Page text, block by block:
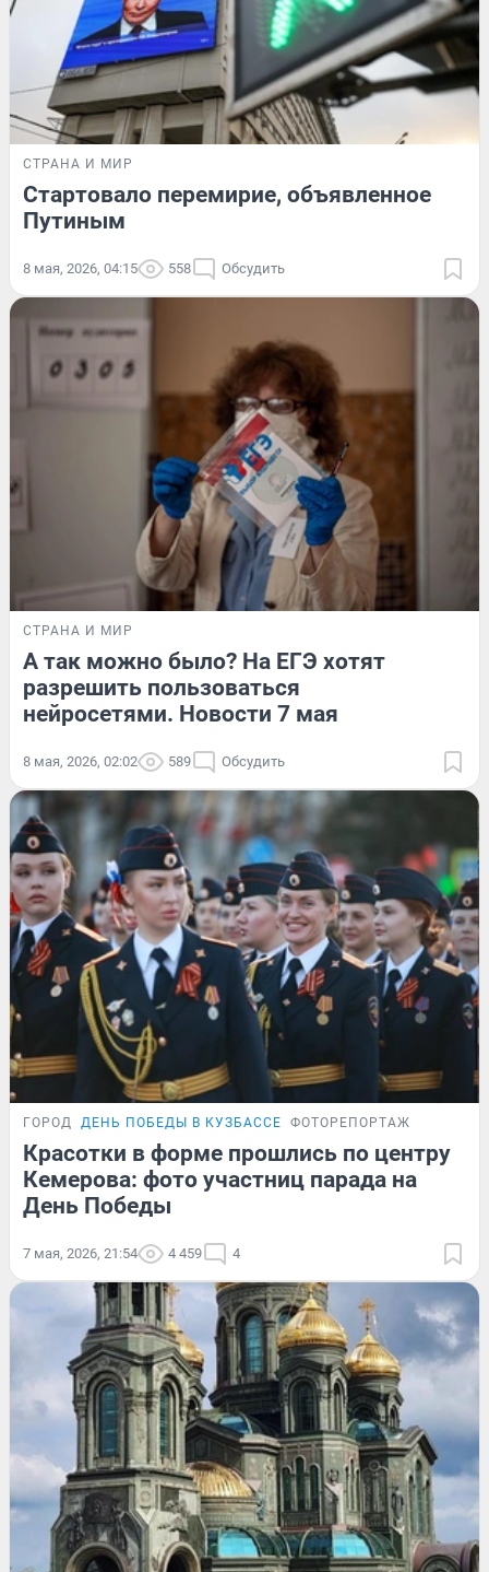
СТРАНА И МИР
Стартовало перемирие, объявленное
Путиным
8 мая, 2026, 04:15 558 Обсудить
СТРАНА И МИР
А так можно было? На ЕГЭ хотят
разрешить пользоваться
нейросетями. Новости 7 мая
8 мая, 2026, 02:02 589 Обсудить
ГОРОД ДЕНЬ ПОБЕДЫ В КУЗБАССЕ ФОТОРЕПОРТАЖ
Красотки в форме прошлись по центру
Кемерова: фото участниц парада на
День Победы
7 мая, 2026, 21:54 4 459 4